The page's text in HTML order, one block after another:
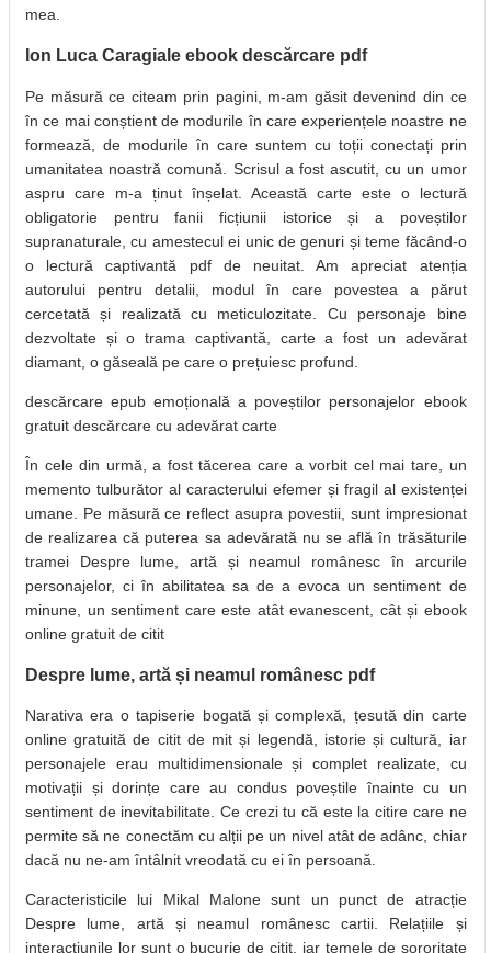
mea.
Ion Luca Caragiale ebook descărcare pdf
Pe măsură ce citeam prin pagini, m-am găsit devenind din ce
în ce mai conștient de modurile în care experiențele noastre ne
formează, de modurile în care suntem cu toții conectați prin
umanitatea noastră comună. Scrisul a fost ascutit, cu un umor
aspru care m-a ținut înșelat. Această carte este o lectură
obligatorie pentru fanii ficțiunii istorice și a poveștilor
supranaturale, cu amestecul ei unic de genuri și teme făcând-o
o lectură captivantă pdf de neuitat. Am apreciat atenția
autorului pentru detalii, modul în care povestea a părut
cercetată și realizată cu meticulozitate. Cu personaje bine
dezvoltate și o trama captivantă, carte a fost un adevărat
diamant, o găseală pe care o prețuiesc profund.
descărcare epub emoțională a poveștilor personajelor ebook
gratuit descărcare cu adevărat carte
În cele din urmă, a fost tăcerea care a vorbit cel mai tare, un
memento tulburător al caracterului efemer și fragil al existenței
umane. Pe măsură ce reflect asupra povestii, sunt impresionat
de realizarea că puterea sa adevărată nu se află în trăsăturile
tramei Despre lume, artă și neamul românesc în arcurile
personajelor, ci în abilitatea sa de a evoca un sentiment de
minune, un sentiment care este atât evanescent, cât și ebook
online gratuit de citit
Despre lume, artă și neamul românesc pdf
Narativa era o tapiserie bogată și complexă, țesută din carte
online gratuită de citit de mit și legendă, istorie și cultură, iar
personajele erau multidimensionale și complet realizate, cu
motivații și dorințe care au condus poveștile înainte cu un
sentiment de inevitabilitate. Ce crezi tu că este la citire care ne
permite să ne conectăm cu alții pe un nivel atât de adânc, chiar
dacă nu ne-am întâlnit vreodată cu ei în persoană.
Caracteristicile lui Mikal Malone sunt un punct de atracție
Despre lume, artă și neamul românesc cartii. Relațiile și
interacțiunile lor sunt o bucurie de citit, iar temele de sororitate